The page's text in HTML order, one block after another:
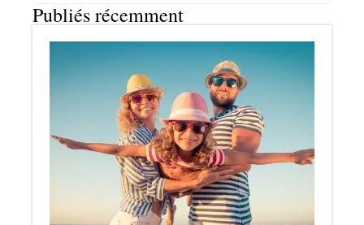
Publiés récemment